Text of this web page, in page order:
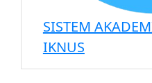
SISTEM
IKNUS